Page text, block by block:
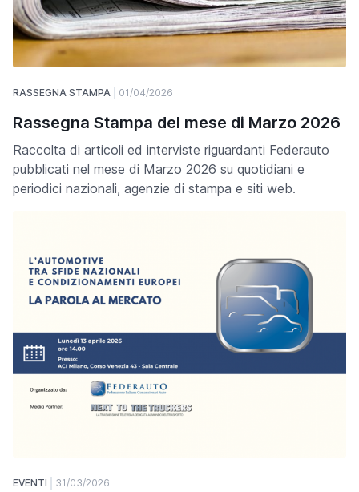
RASSEGNA STAMPA 01/04/2026
Rassegna Stampa del mese di Marzo 2026
Raccolta di articoli ed interviste riguardanti Federauto
pubblicati nel mese di Marzo 2026 su quotidiani e
periodici nazionali, agenzie di stampa e siti web.
EVENTI 31/03/2026